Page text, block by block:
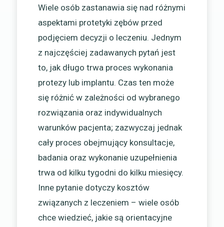
Wiele osób zastanawia się nad różnymi
aspektami protetyki zębów przed
podjęciem decyzji o leczeniu. Jednym
z najczęściej zadawanych pytań jest
to, jak długo trwa proces wykonania
protezy lub implantu. Czas ten może
się różnić w zależności od wybranego
rozwiązania oraz indywidualnych
warunków pacjenta; zazwyczaj jednak
cały proces obejmujący konsultacje,
badania oraz wykonanie uzupełnienia
trwa od kilku tygodni do kilku miesięcy.
Inne pytanie dotyczy kosztów
związanych z leczeniem – wiele osób
chce wiedzieć, jakie są orientacyjne